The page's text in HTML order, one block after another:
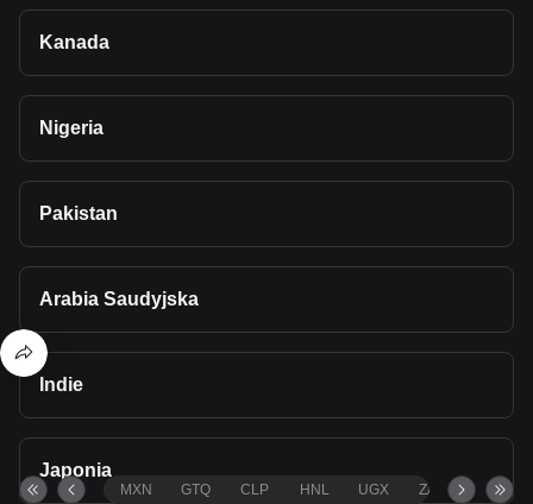
Kanada
Nigeria
Pakistan
Arabia Saudyjska
Indie
Japonia
MXN GTQ CLP HNL UGX ZAR TND